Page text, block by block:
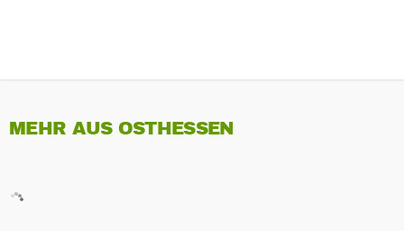
MEHR AUS OSTHESSEN